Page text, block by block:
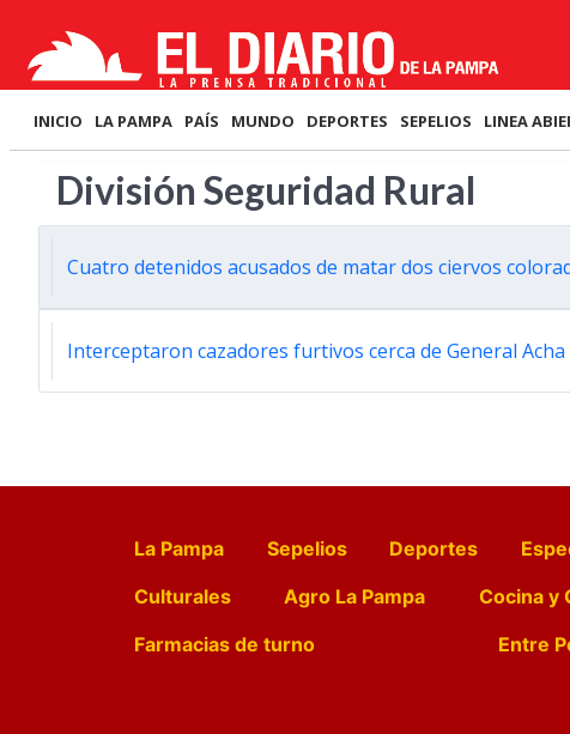
INICIO LA PAMPA PAÍS MUNDO DEPORTES SEPELIOS LINEA
División Seguridad Rural
Cuatro detenidos acusados de matar dos ciervos
Interceptaron cazadores furtivos cerca de General Acha
La Pampa Sepelios Deportes
Culturales
Agro La Pampa Cocina y
Farmacias de turno
Entre